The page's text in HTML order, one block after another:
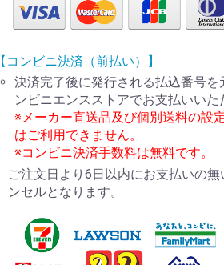
【コンビニ決済（前払い）】
決済完了後に発行される払込番号を
ンビニエンスストアでお支払いいた
※メーカー直送品及び個別送料の設
はご利用できません。
※コンビニ決済手数料は無料です。
ご注文日より6日以内にお支払いの無
ンセルとなります。